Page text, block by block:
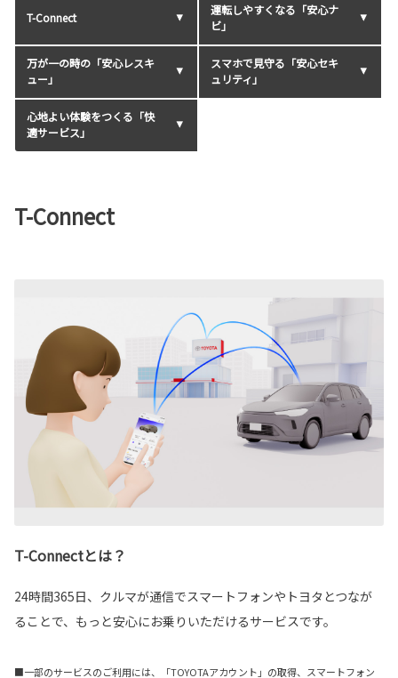
T-Connect
運転しやすくなる「安心ナ
ビ」
万が一の時の「安心レスキ
ュー」
スマホで見守る「安心セキ
ュリティ」
心地よい体験をつくる「快
適サービス」
T-Connect
T-Connectとは？
24時間365日、クルマが通信でスマートフォンやトヨタとつなが
ることで、もっと安心にお乗りいただけるサービスです。
■一部のサービスのご利用には、「TOYOTAアカウント」の取得、スマートフォン